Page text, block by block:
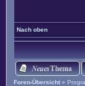
Nach oben
Foren-Übersicht »